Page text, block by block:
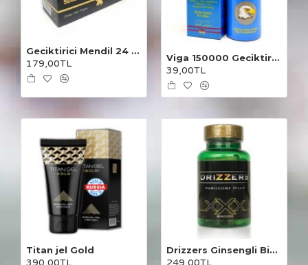
Geciktirici Mendil 24 Adet
179,00TL Viga 150000 Geciktirici Sprey
39,00TL
Titan jel Gold Drizzers Ginsengli Bitkisel Karışım 30 Kapsül